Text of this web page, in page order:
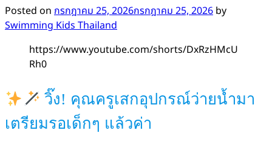
Posted on กรกฎาคม 25, 2026กรกฎาคม 25, 2026 by
Swimming Kids Thailand
https://www.youtube.com/shorts/DxRzHMcU
Rh0
วิ๊ง! คุณครูเสกอุปกรณ์ว่ายน้ำมา
เตรียมรอเด็กๆ แล้วค่า